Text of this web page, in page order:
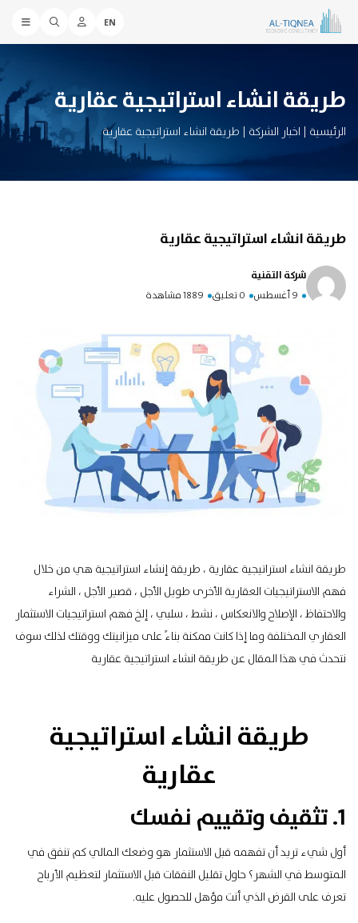
EN
طريقة انشاء استراتيجية عقارية
الرئيسية | اخبار الشركة | طريقة انشاء استراتيجية عقارية
طريقة انشاء استراتيجية عقارية
شركة التقنية
9 أغسطس 0 تعليق 1889 مشاهدة
طريقة انشاء استراتيجية عقارية ، طريقة إنشاء استراتيجية هي من خلال
فهم الاستراتيجيات العقارية الأخرى طويل الأجل ، قصير الأجل ، الشراء
والاحتفاظ ، الإصلاح والانعكاس ، نشط ، سلبي ، إلخ فهم استراتيجيات الاستثمار
العقاري المختلفة وما إذا كانت ممكنة بناءً على ميزانيتك ووقتك لذلك سوف
نتحدث في هذا المقال عن طريقة انشاء استراتيجية عقارية
طريقة انشاء استراتيجية
عقارية
1. تثقيف وتقييم نفسك
أول شيء تريد أن تفهمه قبل الاستثمار هو وضعك المالي كم تنفق في
المتوسط ​​في الشهر؟ حاول تقليل النفقات قبل الاستثمار لتعظيم الأرباح
تعرف على القرض الذي أنت مؤهل للحصول عليه.